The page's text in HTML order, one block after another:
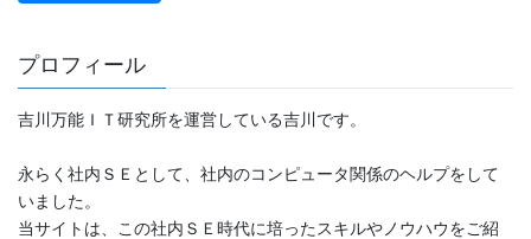
プロフィール
吉川万能ＩＴ研究所を運営している吉川です。
永らく社内ＳＥとして、社内のコンピュータ関係のヘルプをして
いました。
当サイトは、この社内ＳＥ時代に培ったスキルやノウハウをご紹